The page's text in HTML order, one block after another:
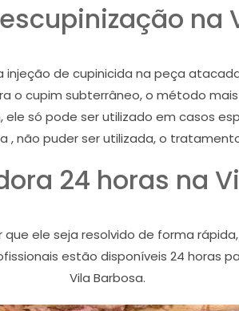
na
de cupinicida na peça
o cupim subterrâneo, o método
só pode ser utilizado em casos
, não puder ser utilizada, o
24 horas na
ele seja resolvido de forma
estão disponíveis 24 horas
Vila Barbosa.